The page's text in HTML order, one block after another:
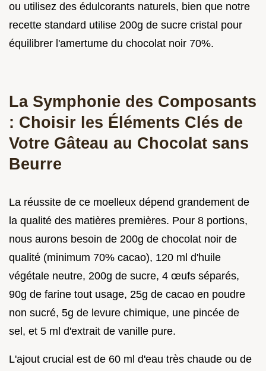
ou utilisez des édulcorants naturels, bien que notre
recette standard utilise 200g de sucre cristal pour
équilibrer l'amertume du chocolat noir 70%.
La Symphonie des Composants
: Choisir les Éléments Clés de
Votre Gâteau au Chocolat sans
Beurre
La réussite de ce moelleux dépend grandement de
la qualité des matières premières. Pour 8 portions,
nous aurons besoin de 200g de chocolat noir de
qualité (minimum 70% cacao), 120 ml d'huile
végétale neutre, 200g de sucre, 4 œufs séparés,
90g de farine tout usage, 25g de cacao en poudre
non sucré, 5g de levure chimique, une pincée de
sel, et 5 ml d'extrait de vanille pure.
L'ajout crucial est de 60 ml d'eau très chaude ou de